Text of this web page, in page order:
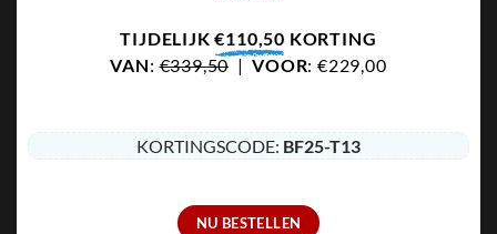
TIJDELIJK€110,50 KORTING
VAN:€339,50|VOOR: €229,00
KORTINGSCODE: BF25-T13
NU BESTELLEN